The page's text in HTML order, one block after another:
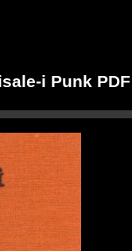
i Punk PDF